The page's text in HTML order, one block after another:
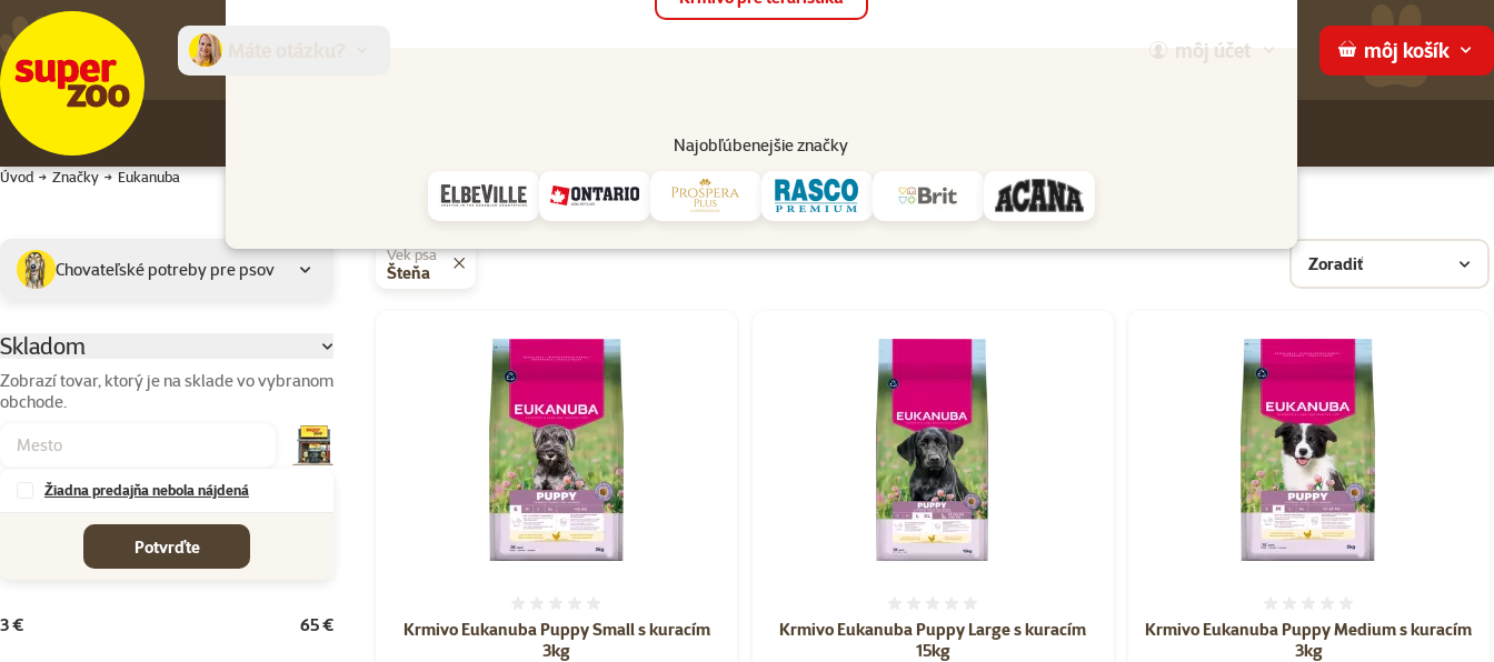
môj účet môj košík
Najobľúbenejšie značky
Predajne Služby
Úvod Značky Eukanuba
Eukanuba
Podkategória
Chovateľské potreby pre psov
Parametrický filter
Skladom
Zobrazí tovar, ktorý je na sklade vo vybranom
obchode.
Žiadna predajňa nebola nájdená
Potvrďte
3 € 65 €
Vybrané filtre
Vek psa
Šteňa Zoradiť
Krmivo Eukanuba Puppy Small s kuracím
3kg
Krmivo Eukanuba Puppy Large s kuracím
15kg
Krmivo Eukanuba Puppy Medium s kuracím
3kg